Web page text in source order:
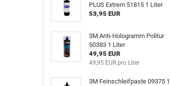
PLUS Extrem 51815 1 Liter
53,95 EUR
3M Anti-Hologramm Politur
50383 1 Liter
49,95 EUR
49,95 EUR pro Liter
3M Feinschleifpaste 09375 1